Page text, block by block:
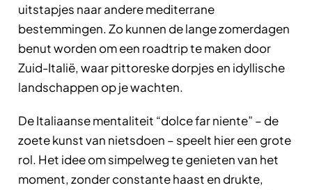
uitstapjes naar andere mediterrane
bestemmingen. Zo kunnen de lange zomerdagen
benut worden om een roadtrip te maken door
Zuid-Italië, waar pittoreske dorpjes en idyllische
landschappen op je wachten.
De Italiaanse mentaliteit “dolce far niente” – de
zoete kunst van nietsdoen – speelt hier een grote
rol. Het idee om simpelweg te genieten van het
moment, zonder constante haast en drukte,